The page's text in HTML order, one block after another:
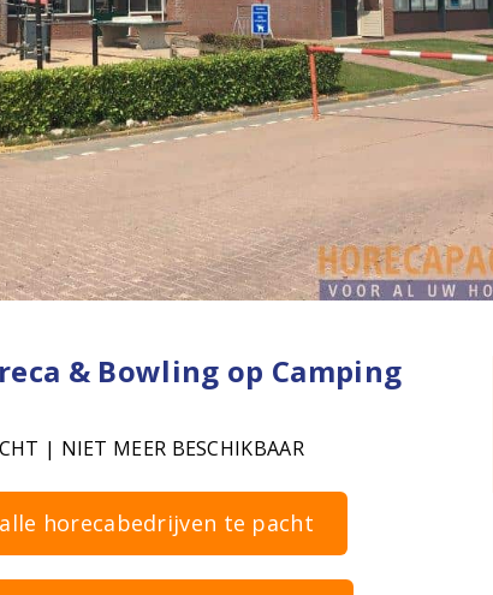
& Bowling op Camping
| NIET MEER BESCHIKBAAR
horecabedrijven te pacht